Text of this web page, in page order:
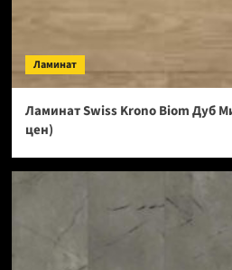
Ламинат
Ламинат Swiss Krono Biom Дуб
цен)